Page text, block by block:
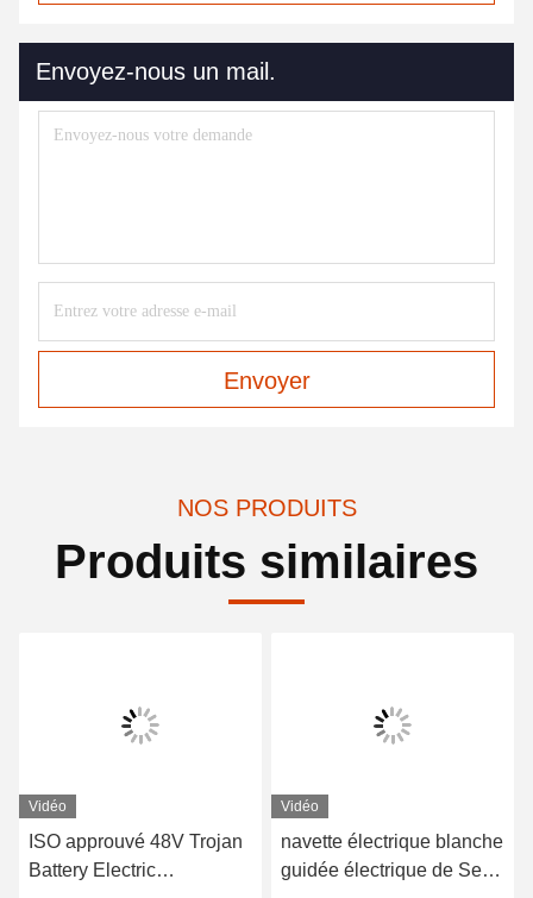
Envoyez-nous un mail.
Envoyer
NOS PRODUITS
Produits similaires
Vidéo
ISO approuvé 48V Trojan
Battery Electric
Vidéo
navette électrique blanche
guidée électrique de Seat